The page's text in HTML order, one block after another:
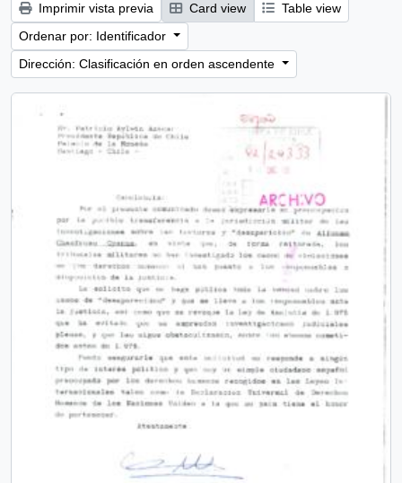
Imprimir vista previa Card view
Table view
Ordenar por: Identificador
Dirección: Clasificación en orden ascendente